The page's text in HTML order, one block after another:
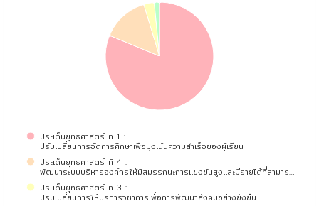
View as data table, จำนวนโครงการ จำแนกตามประเด็นยุทธศาสตร์คณะ
ประเด็นยุทธศาสตร์ ที่ 1 :
ปรับเปลี่ยนการจัดการศึกษาเพื่อมุ่งเน้นความสำเร็จของผู้เรียน
ประเด็นยุทธศาสตร์ ที่ 4 :
พัฒนาระบบบริหารองค์กรให้มีสมรรถนะการแข่งขันสูงและมีรายได้ที่สามาร…
ประเด็นยุทธศาสตร์ ที่ 3 :
ปรับเปลี่ยนการให้บริการวิชาการเพื่อการพัฒนาสังคมอย่างยั่งยืน